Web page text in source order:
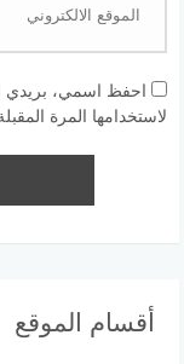
احفظ اسمي، بريدي
لاستخدامها المرة
أقسام الموقع